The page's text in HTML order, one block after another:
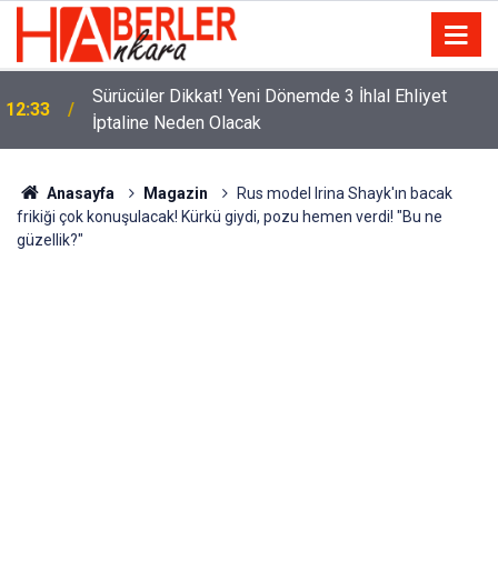
12:33
Sürücüler Dikkat! Yeni Dönemde 3 İhlal Ehliyet
İptaline Neden Olacak
Anasayfa Magazin
Rus model Irina Shayk'ın bacak
frikiği çok konuşulacak! Kürkü giydi, pozu hemen verdi! "Bu ne
güzellik?"